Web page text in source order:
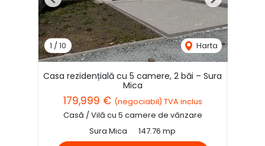
1 / 10 Harta
Previous Next
Casa rezidențială cu 5 camere, 2 băi – Sura
Mica
179,999 € (negociabil) TVA inclus
Casă / Vilă cu 5 camere de vânzare
Sura Mica
147.76 mp